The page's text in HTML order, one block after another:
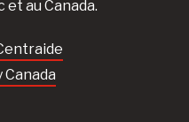
et au Canada.
Canada